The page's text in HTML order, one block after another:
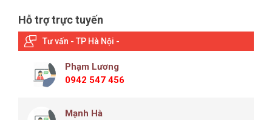
Hỗ trợ trực tuyến
Tư vấn - TP Hà Nội -
Phạm Lương
0942 547 456
Mạnh Hà